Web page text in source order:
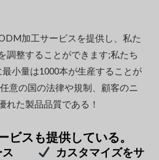
加工サービスを提供し、私た
調整することができます;私たち
小量は1000本が生産することが
意の国の法律や規制、顧客のニ
れた製品品質である！
スも提供している。
ース
カスタマイズをサ